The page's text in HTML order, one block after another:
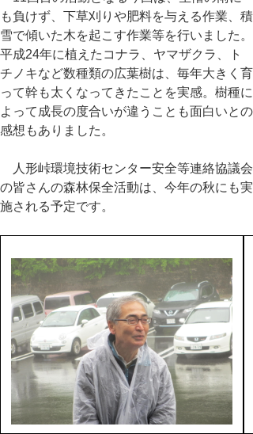
も負けず、下草刈りや肥料を与える作業、積
雪で傾いた木を起こす作業等を行いました。
平成24年に植えたコナラ、ヤマザクラ、ト
チノキなど数種類の広葉樹は、毎年大きく育
って幹も太くなってきたことを実感。樹種に
よって成長の度合いが違うことも面白いとの
感想もありました。
人形峠環境技術センター安全等連絡協議会
の皆さんの森林保全活動は、今年の秋にも実
施される予定です。